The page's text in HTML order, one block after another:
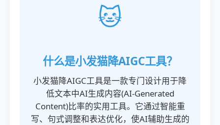
🐱
什么是小发猫降AIGC工具？
小发猫降AIGC工具是一款专门设计用于降
低文本中AI生成内容(AI-Generated
Content)比率的实用工具。它通过智能重
写、句式调整和表达优化，使AI辅助生成的